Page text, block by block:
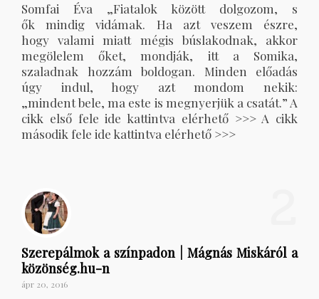
Somfai Éva „Fiatalok között dolgozom, s
ők mindig vidámak. Ha azt veszem észre,
hogy valami miatt mégis búslakodnak, akkor
megölelem őket, mondják, itt a Somika,
szaladnak hozzám boldogan. Minden előadás
úgy indul, hogy azt mondom nekik:
„mindent bele, ma este is megnyerjük a csatát.” A
cikk első fele ide kattintva elérhető >>> A cikk
második fele ide kattintva elérhető >>>
Szerepálmok a színpadon | Mágnás Miskáról a
közönség.hu-n
ápr 20, 2016